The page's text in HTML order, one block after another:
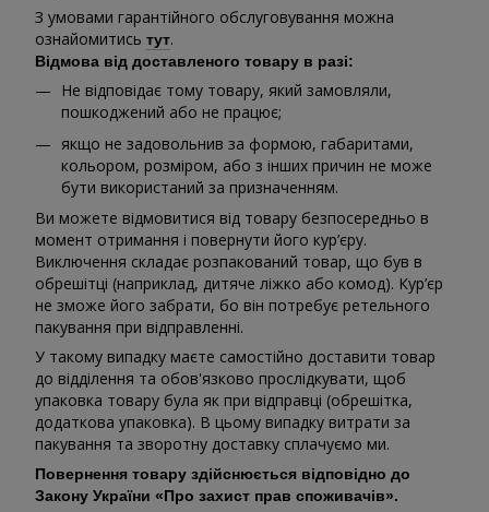
З умовами гарантійного обслуговування можна
ознайомитись тут.
Відмова від доставленого товару в разі:
Не відповідає тому товару, який замовляли,
пошкоджений або не працює;
якщо не задовольнив за формою, габаритами,
кольором, розміром, або з інших причин не може
бути використаний за призначенням.
Ви можете відмовитися від товару безпосередньо в
момент отримання і повернути його кур’єру.
Виключення складає розпакований товар, що був в
обрешітці (наприклад, дитяче ліжко або комод). Кур’єр
не зможе його забрати, бо він потребує ретельного
пакування при відправленні.
У такому випадку маєте самостійно доставити товар
до відділення та обов'язково прослідкувати, щоб
упаковка товару була як при відправці (обрешітка,
додаткова упаковка). В цьому випадку витрати за
пакування та зворотну доставку сплачуємо ми.
Повернення товару здійснюється відповідно до
Закону України «Про захист прав споживачів».